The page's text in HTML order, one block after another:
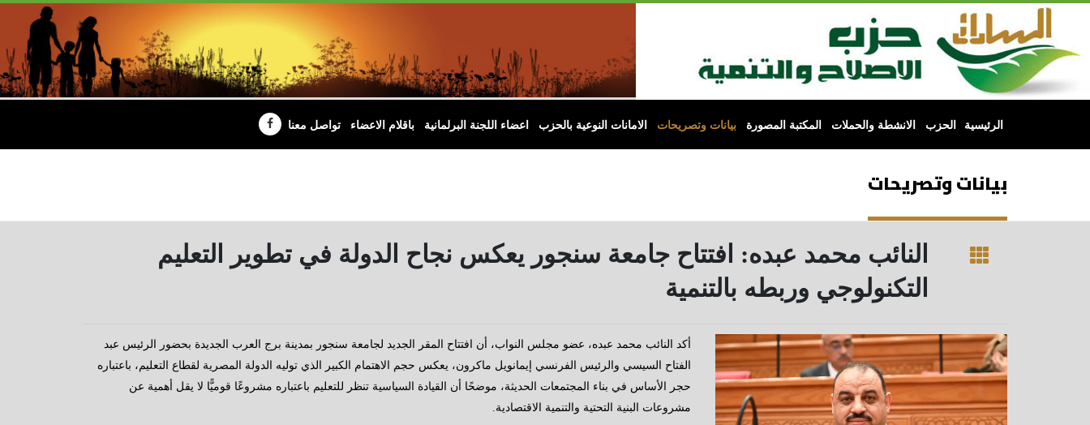
الرئيسية الحزب الانشطة والحملات المكتبة المصورة بيانات وتصريحات الامانات النوعية بالحزب اعضاء اللجنة البرلمانية باقلام الاعضاء تواصل معنا
بيانات وتصريحات
النائب محمد عبده: افتتاح جامعة سنجور يعكس نجاح الدولة في تطوير التعليم
التكنولوجي وربطه بالتنمية
أكد النائب محمد عبده، عضو مجلس النواب، أن افتتاح المقر الجديد لجامعة سنجور بمدينة برج العرب الجديدة بحضور الرئيس عبد
الفتاح السيسي والرئيس الفرنسي إيمانويل ماكرون، يعكس حجم الاهتمام الكبير الذي توليه الدولة المصرية لقطاع التعليم، باعتباره
حجر الأساس في بناء المجتمعات الحديثة، موضحًا أن القيادة السياسية تنظر للتعليم باعتباره مشروعًا قوميًّا لا يقل أهمية عن
مشروعات البنية التحتية والتنمية الاقتصادية.